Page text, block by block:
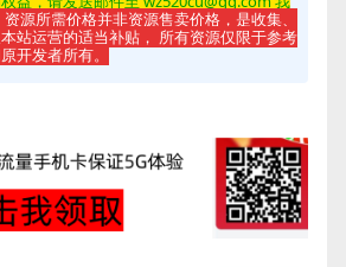
资源所需价格并非资源售卖价格，是收集、
站运营的适当补贴， 所有资源仅限于参考
开发者所有。